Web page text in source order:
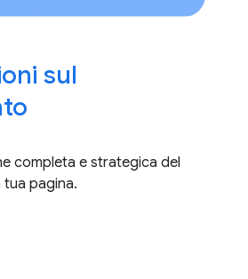
sul
completa e strategica del
pagina.